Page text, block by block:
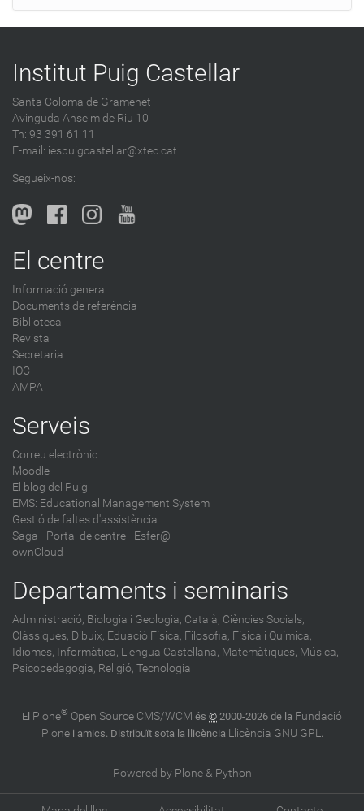
n
t
a
e
s
a
b
l
o
-
Institut Puig Castellar
Santa Coloma de Gramenet
Avinguda Anselm de Riu 10
Tn: 93 391 61 11
E-mail: iespuigcastellar@xtec.cat
Segueix-nos:
El centre
Informació general
Documents de referència
Biblioteca
Revista
Secretaria
IOC
AMPA
Serveis
Correu electrònic
Moodle
El blog del Puig
EMS: Educational Management System
Gestió de faltes d'assistència
Saga - Portal de centre - Esfer@
ownCloud
Departaments i seminaris
Administració, Biologia i Geologia, Català, Ciències Socials,
Clàssiques, Dibuix, Eduació Física, Filosofia, Física i Química,
Idiomes, Informàtica, Llengua Castellana, Matemàtiques, Música,
Psicopedagogia, Religió, Tecnologia
El Plone® Open Source CMS/WCM és © 2000-2026 de la Fundació
Plonei amics. Distribuït sota la llicència Llicència GNU GPL.
Powered by Plone & Python